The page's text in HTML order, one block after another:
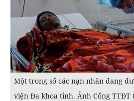
Một trong số các nạn nhân đang
viện Đa khoa tỉnh. Ảnh Cổng TTĐT